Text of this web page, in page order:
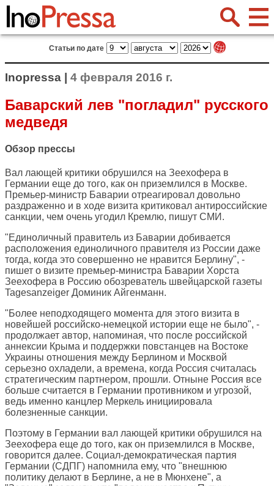
Статьи по дате
Inopressa | 4 февраля 2016 г.
Баварский лев "погладил" русского
медведя
Обзор прессы
Вал лающей критики обрушился на Зеехофера в
Германии еще до того, как он приземлился в Москве.
Премьер-министр Баварии отреагировал довольно
раздраженно и в ходе визита критиковал антироссийские
санкции, чем очень угодил Кремлю, пишут СМИ.
"Единоличный правитель из Баварии добивается
расположения единоличного правителя из России даже
тогда, когда это совершенно не нравится Берлину", -
пишет о визите премьер-министра Баварии Хорста
Зеехофера в Россию обозреватель швейцарской газеты
Tagesanzeiger Доминик Айгенманн.
"Более неподходящего момента для этого визита в
новейшей российско-немецкой истории еще не было", -
продолжает автор, напоминая, что после российской
аннексии Крыма и поддержки повстанцев на Востоке
Украины отношения между Берлином и Москвой
серьезно охладели, а времена, когда Россия считалась
стратегическим партнером, прошли. Отныне Россия все
больше считается в Германии противником и угрозой,
ведь именно канцлер Меркель инициировала
болезненные санкции.
Поэтому в Германии вал лающей критики обрушился на
Зеехофера еще до того, как он приземлился в Москве,
говорится далее. Социал-демократическая партия
Германии (СДПГ) напомнила ему, что "внешнюю
политику делают в Берлине, а не в Мюнхене", а